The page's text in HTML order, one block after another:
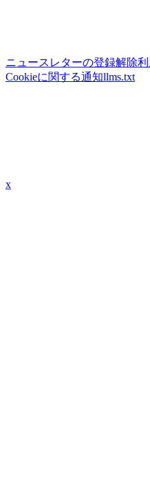
ニュースレターの登録解除
Cookieに関する通知llms.txt
x